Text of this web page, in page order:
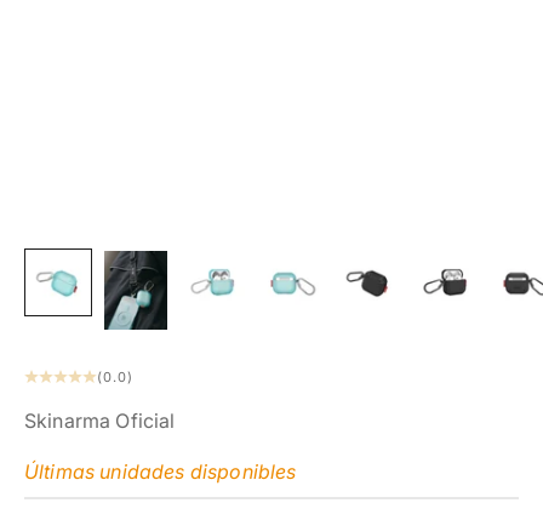
(0.0)
Skinarma Oficial
Últimas unidades disponibles